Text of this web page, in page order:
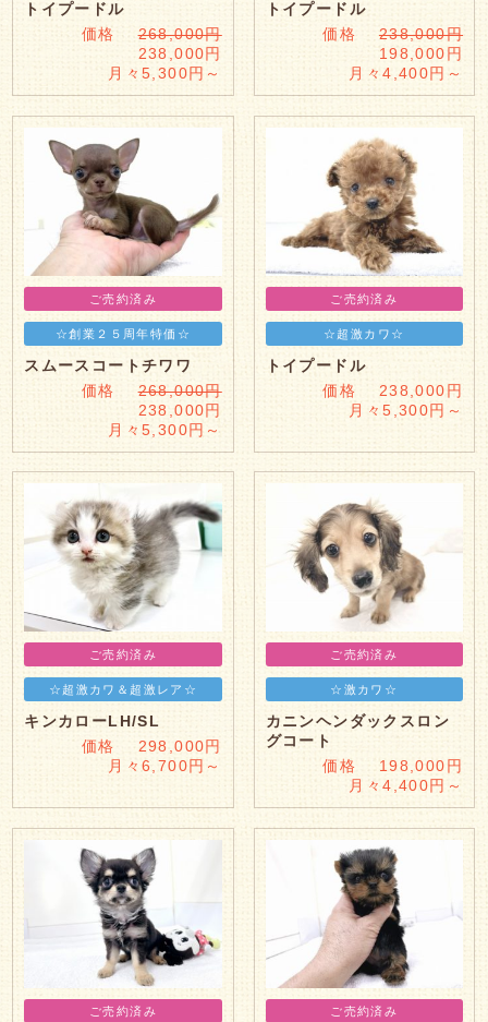
トイプードル
価格268,000円
238,000円
月々5,300円～
トイプードル
価格238,000円
198,000円
月々4,400円～
ご売約済み
☆創業２５周年特価☆
スムースコートチワワ
価格268,000円
238,000円
月々5,300円～
ご売約済み
☆超激カワ☆
トイプードル
価格 238,000円
月々5,300円～
ご売約済み
☆超激カワ＆超激レア☆
キンカローLH/SL
価格 298,000円
月々6,700円～
ご売約済み
☆激カワ☆
カニンヘンダックスロン
グコート
価格 198,000円
月々4,400円～
ご売約済み ご売約済み